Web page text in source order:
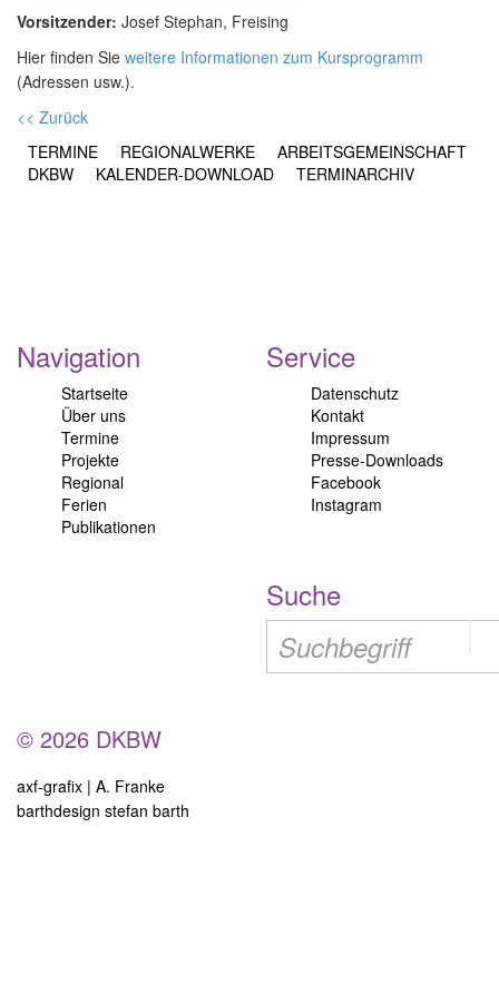
Vorsitzender: Josef Stephan, Freising
Hier finden Sie weitere Informationen zum Kursprogramm
(Adressen usw.).
<< Zurück
TERMINE
REGIONALWERKE
ARBEITSGEMEINSCHAFT
DKBW
KALENDER-DOWNLOAD TERMINARCHIV
Navigation
Startseite
Über uns
Termine
Projekte
Regional
Ferien
Publikationen
Service
Datenschutz
Kontakt
Impressum
Presse-Downloads
Facebook
Instagram
Suche
© 2026 DKBW
axf-grafix | A. Franke
barthdesign stefan barth